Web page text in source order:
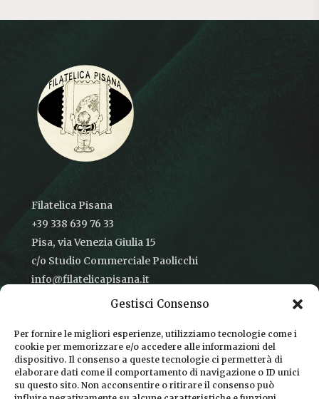
Gestisci Consenso
Per fornire le migliori esperienze, utilizziamo tecnologie come i
cookie per memorizzare e/o accedere alle informazioni del
dispositivo. Il consenso a queste tecnologie ci permetterà di
elaborare dati come il comportamento di navigazione o ID unici
su questo sito. Non acconsentire o ritirare il consenso può
Filatelica Pisana
+39 338 639 76 33
Pisa, via Venezia Giulia 15
c/o Studio Commerciale Paolicchi
info@filatelicapisana.it
CONDIZIONI DI VENDITA
INFORMATIVA SULLA PRIVACY